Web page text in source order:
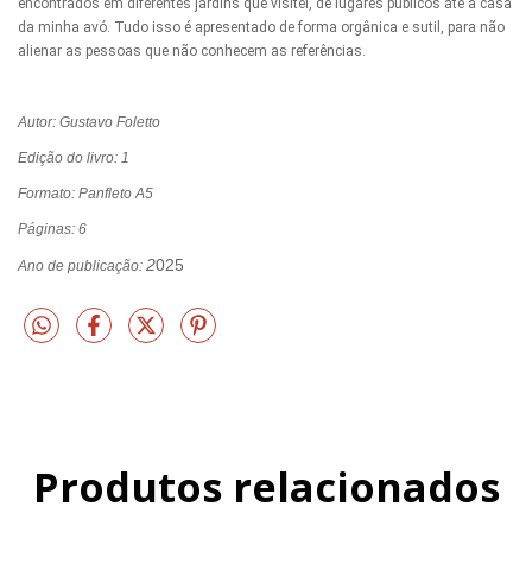
encontrados em diferentes jardins que visitei, de lugares públicos até a casa
da minha avó. Tudo isso é apresentado de forma orgânica e sutil, para não
alienar as pessoas que não conhecem as referências.
Autor: Gustavo Foletto
Edição do livro: 1
Formato: Panfleto A5
Páginas: 6
Ano de publicação: 2025
Produtos relacionados